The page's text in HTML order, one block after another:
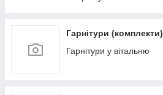
Гарнітури (комплекти)
Гарнітури у вітальню